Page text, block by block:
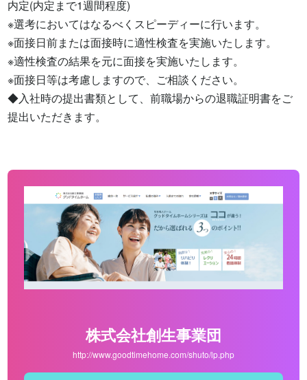
内定(内定まで1週間程度)
※選考においてはなるべくスピーディーに行います。
※面接日前または面接時に適性検査を実施いたします。
※適性検査の結果を元に面接を実施いたします。
※面接日等は考慮しますので、ご相談ください。
◆入社時の提出書類として、前職場からの退職証明書をご
提出いただきます。
株式会社創生事業団
http://www.goodtimehome.com/shuto/lp.php